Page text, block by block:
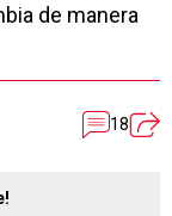
de manera
18